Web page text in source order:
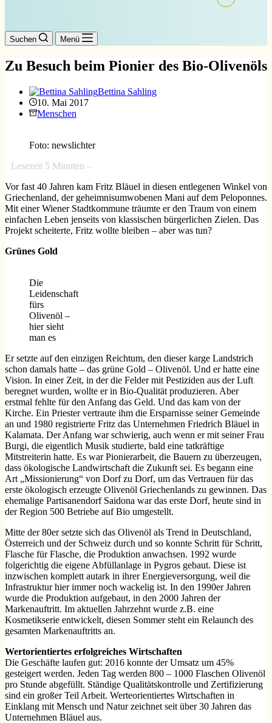
Suchen Menü
Zu Besuch beim Pionier des Bio-Olivenöls
Bettina Sahling
10. Mai 2017
Menschen
Foto: newslichter
Lesezeit 5 Minuten –
Vor fast 40 Jahren kam Fritz Bläuel in diesen entlegenen Winkel von
Griechenland, der geheimnisumwobenen Mani auf dem Peloponnes.
Mit einer Wiener Stadtkommune träumte er den Traum von einem
einfachen Leben jenseits von klassischen bürgerlichen Zielen. Das
Projekt scheiterte, Fritz wollte bleiben – aber was tun?
Grünes Gold
Die
Leidenschaft
fürs
Olivenöl –
hier sieht
man es
Er setzte auf den einzigen Reichtum, den dieser karge Landstrich
schon damals hatte – das grüne Gold – Olivenöl. Und er hatte eine
Vision. In einer Zeit, in der die Felder mit Pestiziden aus der Luft
beregnet wurden, wollte er in Bio-Qualität produzieren. Aber
erstmal fehlte für den Anfang das Geld. Und das kam von der
Kirche. Ein Priester vertraute ihm die Ersparnisse seiner Gemeinde
an und 1980 registrierte Fritz das Unternehmen Friedrich Bläuel in
Kalamata. Der Anfang war schwierig, auch wenn er mit seiner Frau
Burgi, die eigentlich Musik studierte, bald eine tatkräftige
Mitstreiterin hatte. Es war Pionierarbeit, die Bauern zu überzeugen,
dass ökologische Landwirtschaft die Zukunft sei. Es begann eine
Art „Missionierung“ von Dorf zu Dorf, um das Vertrauen für das
erste ökologisch erzeugte Olivenöl Griechenlands zu gewinnen. Das
ehemalige Partisanendorf Saidona war das erste Dorf, heute sind in
der Region 500 Betriebe auf Bio umgestellt.
Mitte der 80er setzte sich das Olivenöl als Trend in Deutschland,
Österreich und der Schweiz durch und so konnte Schritt für Schritt,
Flasche für Flasche, die Produktion anwachsen. 1992 wurde
folgerichtig die eigene Abfüllanlage in Pygros gebaut. Diese ist
inzwischen komplett autark in ihrer Energieversorgung, weil die
Infrastruktur hier immer noch wackelig ist. In den 1990er Jahren
wurde die Produktion aufgebaut, in den 2000 Jahren der
Markenauftritt. Im aktuellen Jahrzehnt wurde z.B. eine
Kosmetikserie entwickelt, diesen Sommer steht ein Relaunch des
gesamten Markenauftritts an.
Wertorientiertes erfolgreiches Wirtschaften
Die Geschäfte laufen gut: 2016 konnte der Umsatz um 45%
gesteigert werden. Jeden Tag werden 800 – 1000 Flaschen Olivenöl
pro Stunde abgefüllt. Ständige Qualitätskontrolle und Zertifizierung
sind ein großer Teil Arbeit. Werteorientiertes Wirtschaften in
Einklang mit Mensch und Natur zeichnet seit über 30 Jahren das
Unternehmen Bläuel aus.